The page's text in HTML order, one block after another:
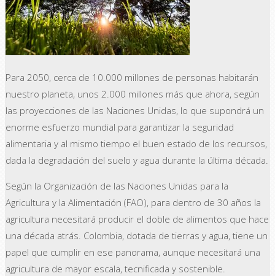
Para 2050, cerca de 10.000 millones de personas habitarán
nuestro planeta, unos 2.000 millones más que ahora, según
las proyecciones de las Naciones Unidas, lo que supondrá un
enorme esfuerzo mundial para garantizar la seguridad
alimentaria y al mismo tiempo el buen estado de los recursos,
dada la degradación del suelo y agua durante la última década.
Según la Organización de las Naciones Unidas para la
Agricultura y la Alimentación (FAO), para dentro de 30 años la
agricultura necesitará producir el doble de alimentos que hace
una década atrás. Colombia, dotada de tierras y agua, tiene un
papel que cumplir en ese panorama, aunque necesitará una
agricultura de mayor escala, tecnificada y sostenible.